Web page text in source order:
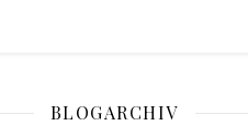
BLOGARCHIV